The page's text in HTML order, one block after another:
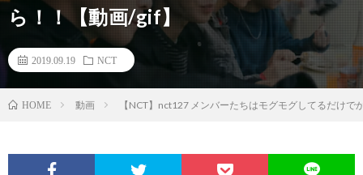
ら！！【動画/gif】
2019.09.19 NCT
HOME 動画 【NCT】nct127 メンバーたちはモグモグしてるだけ